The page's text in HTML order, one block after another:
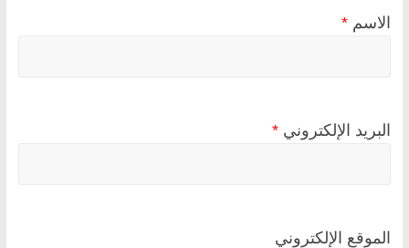
الاسم *
البريد الإلكتروني *
الموقع الإلكتروني